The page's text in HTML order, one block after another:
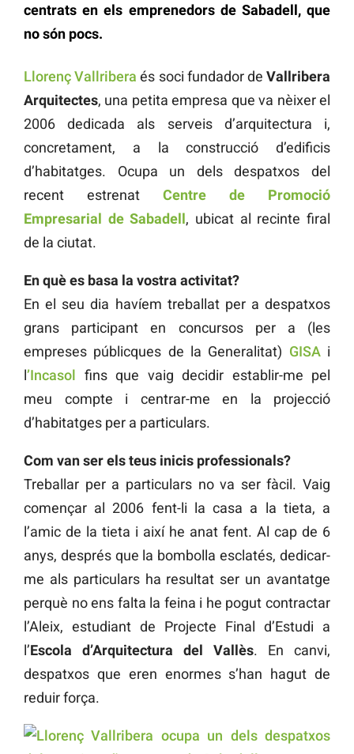
centrats en els emprenedors de Sabadell, que
no són pocs.
Llorenç Vallribera és soci fundador deVallribera
Arquitectes, una petita empresa que va nèixer el
2006 dedicada als serveis d’arquitectura i,
concretament, a la construcció d’edificis
d’habitatges. Ocupa un dels despatxos del
recent estrenat Centre de Promoció
Empresarial de Sabadell, ubicat al recinte firal
de la ciutat.
En què es basa la vostra activitat?
En el seu dia havíem treballat per a despatxos
grans participant en concursos per a (les
empreses públicques de la Generalitat) GISAi
l’Incasol fins que vaig decidir establir-me pel
meu compte i centrar-me en la projecció
d’habitatges per a particulars.
Com van ser els teus inicis professionals?
Treballar per a particulars no va ser fàcil. Vaig
començar al 2006 fent-li la casa a la tieta, a
l’amic de la tieta i així he anat fent. Al cap de 6
anys, després que la bombolla esclatés, dedicar-
me als particulars ha resultat ser un avantatge
perquè no ens falta la feina i he pogut contractar
l’Aleix, estudiant de Projecte Final d’Estudi a
l’Escola d’Arquitectura del Vallès. En canvi,
despatxos que eren enormes s’han hagut de
reduir força.